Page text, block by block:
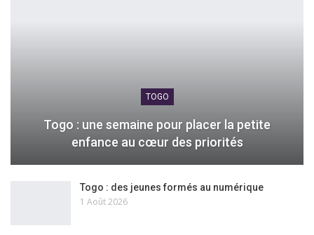
TOGO
Togo : une semaine pour placer la petite
enfance au cœur des priorités
Togo : des jeunes formés au numérique
1 Août 2026